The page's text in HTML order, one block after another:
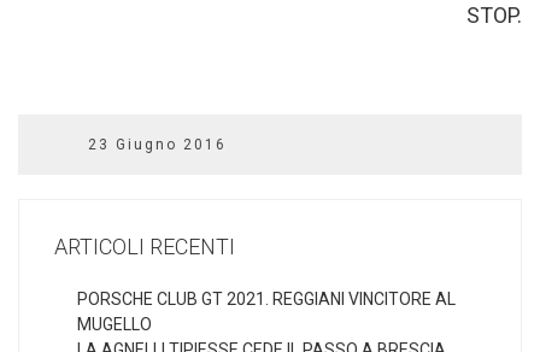
STOP.
23 Giugno 2016
ARTICOLI RECENTI
PORSCHE CLUB GT 2021. REGGIANI VINCITORE AL
MUGELLO